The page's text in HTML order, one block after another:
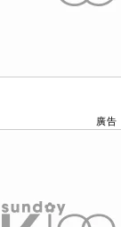
廣告